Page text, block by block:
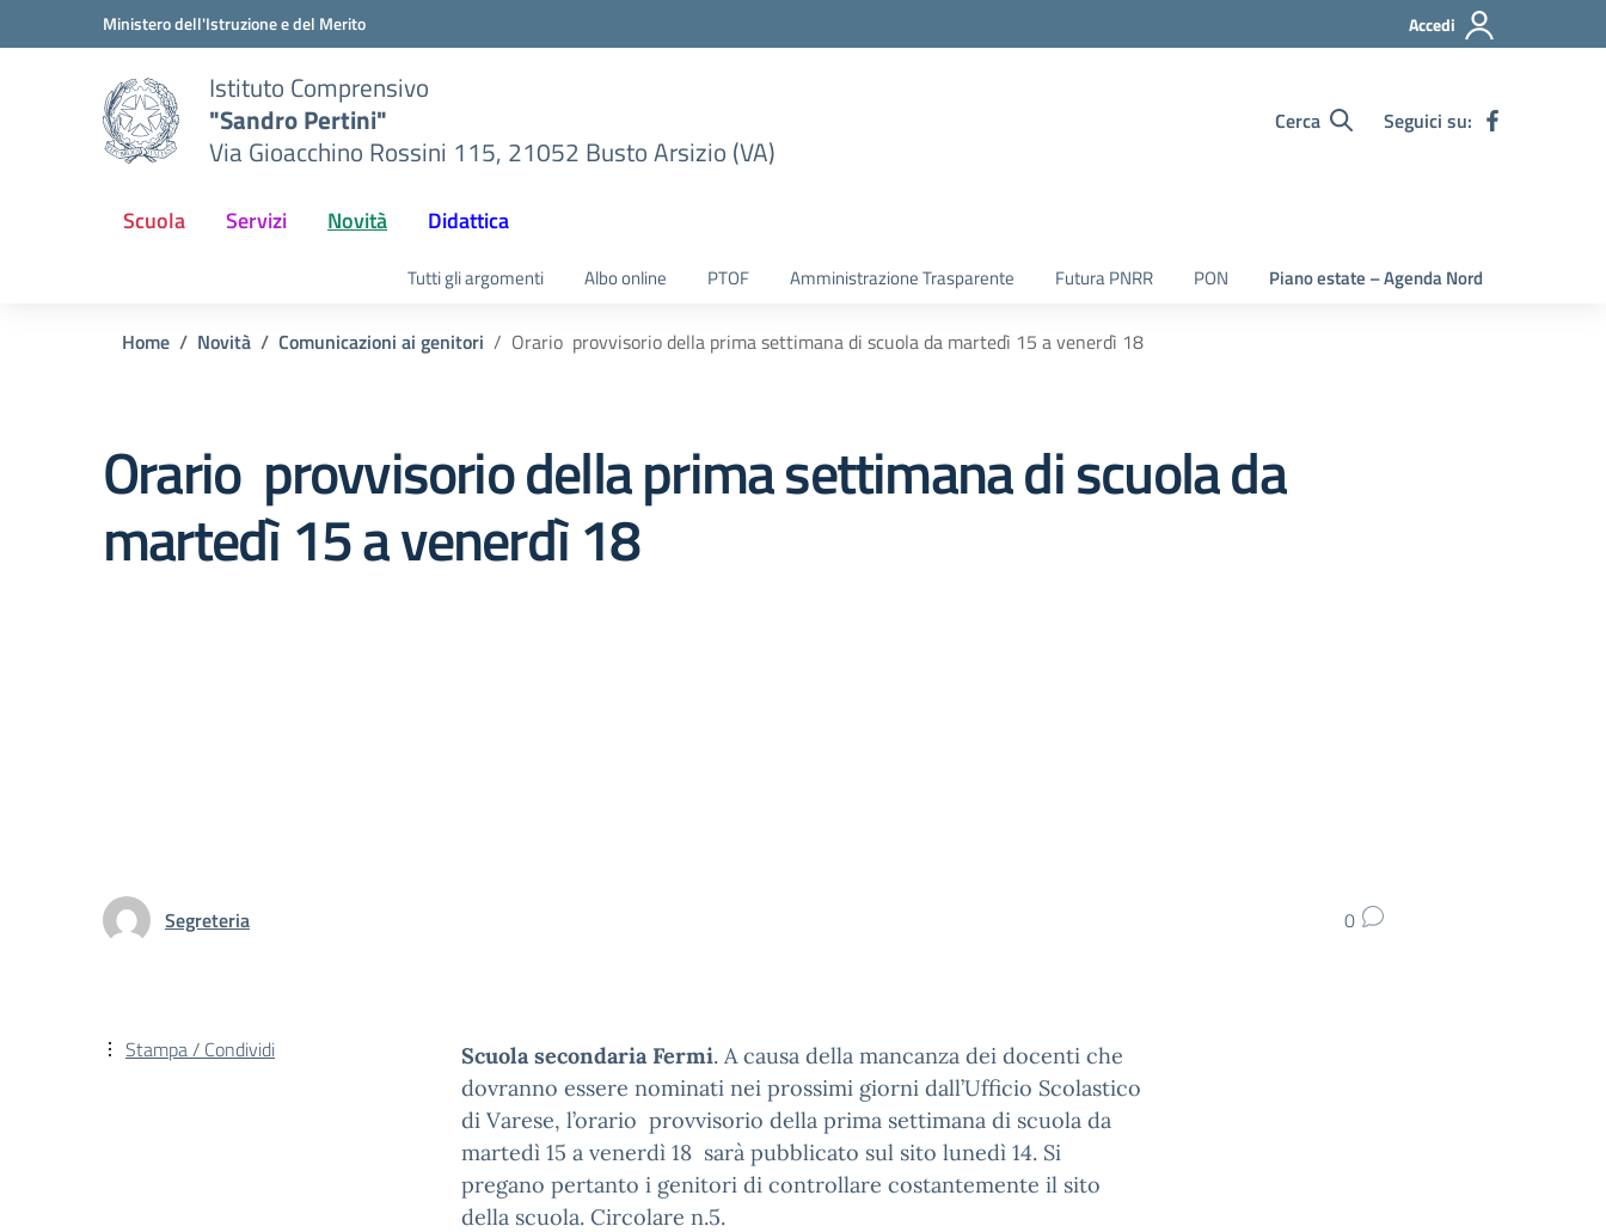
Vai ai contenuti
Vai al menu di navigazioneMinistero dell'Istruzione e del Merito Accedi
Istituto Comprensivo
"Sandro Pertini"
Via Gioacchino Rossini 115, 21052 Busto Arsizio (VA)
Cerca Seguici su:
Scuola Servizi Novità Didattica
Tutti gli argomenti Albo online PTOF Amministrazione Trasparente Futura PNRR PON Piano estate – Agenda Nord
Home Novità Comunicazioni ai genitori Orario provvisorio della prima settimana di scuola da martedì 15 a venerdì 18
Orario provvisorio della prima settimana di scuola da
martedì 15 a venerdì 18
Segreteria 0
Scuola secondaria Fermi. A causa della mancanza dei docenti che
dovranno essere nominati nei prossimi giorni dall’Ufficio Scolastico
di Varese, l’orario provvisorio della prima settimana di scuola da
martedì 15 a venerdì 18 sarà pubblicato sul sito lunedì 14. Si
pregano pertanto i genitori di controllare costantemente il sito
della scuola. Circolare n.5.
Stampa / Condividi